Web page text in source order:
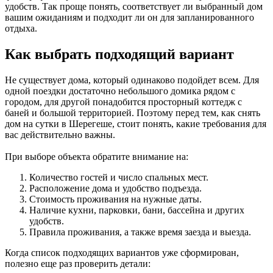
удобств. Так проще понять, соответствует ли выбранный дом
вашим ожиданиям и подходит ли он для запланированного
отдыха.
Как выбрать подходящий вариант
Не существует дома, который одинаково подойдет всем. Для
одной поездки достаточно небольшого домика рядом с
городом, для другой понадобится просторный коттедж с
баней и большой территорией. Поэтому перед тем, как снять
дом на сутки в Шерегеше, стоит понять, какие требования для
вас действительно важны.
При выборе объекта обратите внимание на:
Количество гостей и число спальных мест.
Расположение дома и удобство подъезда.
Стоимость проживания на нужные даты.
Наличие кухни, парковки, бани, бассейна и других
удобств.
Правила проживания, а также время заезда и выезда.
Когда список подходящих вариантов уже сформирован,
полезно еще раз проверить детали: